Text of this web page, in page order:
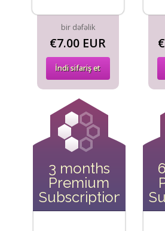
bir dəfəlik
€7.00 EUR
İndi sifariş et
3 months
Premium
Subscription